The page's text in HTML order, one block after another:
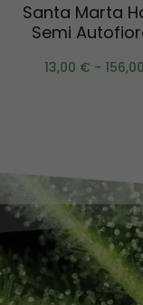
Santa Marta
Semi
13,00 € - 156,00